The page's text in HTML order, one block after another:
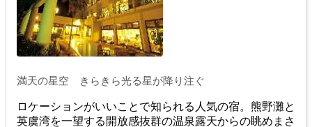
満天の星空 きらきら光る星が降り注ぐ
ロケーションがいいことで知られる人気の宿。熊野灘と
英虞湾を一望する開放感抜群の温泉露天からの眺めまさ